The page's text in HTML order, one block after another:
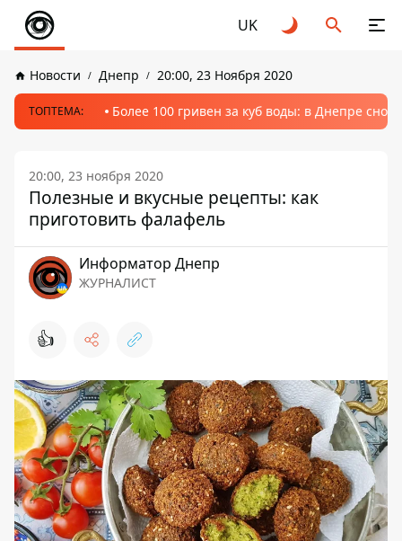
UK
Новости Днепр 20:00, 23 Ноября 2020
ТОПТЕМА: Более 100 гривен за куб воды: в Днепре
20:00, 23 ноября 2020
Полезные и вкусные рецепты: как
приготовить фалафель
Информатор Днепр
ЖУРНАЛИСТ
👍